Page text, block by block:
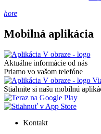
hore
Mobilná aplikácia
Aktuálne informácie od nás
Priamo vo vašom telefóne
Stiahnite si našu mobilnú
Kontakt